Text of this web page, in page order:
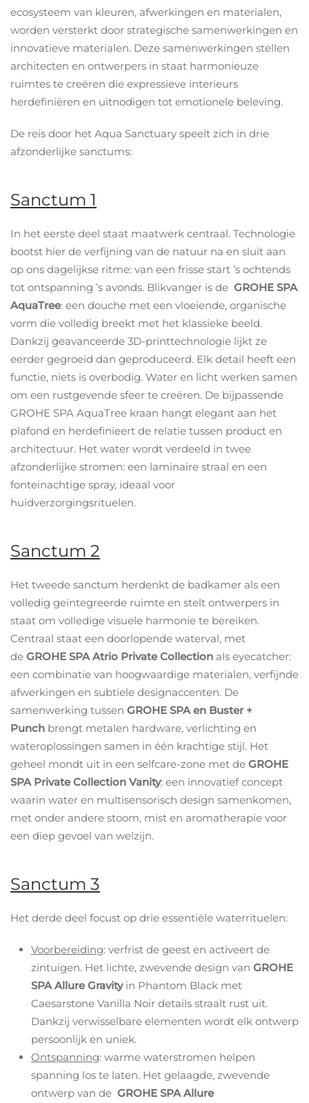
ecosysteem van kleuren, afwerkingen en materialen,
worden versterkt door strategische samenwerkingen en
innovatieve materialen. Deze samenwerkingen stellen
architecten en ontwerpers in staat harmonieuze
ruimtes te creëren die expressieve interieurs
herdefiniëren en uitnodigen tot emotionele beleving.
De reis door het Aqua Sanctuary speelt zich in drie
afzonderlijke sanctums:
Sanctum 1
In het eerste deel staat maatwerk centraal. Technologie
bootst hier de verfijning van de natuur na en sluit aan
op ons dagelijkse ritme: van een frisse start ’s ochtends
tot ontspanning ’s avonds. Blikvanger is de GROHE SPA
AquaTree: een douche met een vloeiende, organische
vorm die volledig breekt met het klassieke beeld.
Dankzij geavanceerde 3D-printtechnologie lijkt ze
eerder gegroeid dan geproduceerd. Elk detail heeft een
functie, niets is overbodig. Water en licht werken samen
om een rustgevende sfeer te creëren. De bijpassende
GROHE SPA AquaTree kraan hangt elegant aan het
plafond en herdefinieert de relatie tussen product en
architectuur. Het water wordt verdeeld in twee
afzonderlijke stromen: een laminaire straal en een
fonteinachtige spray, ideaal voor
huidverzorgingsrituelen.
Sanctum 2
Het tweede sanctum herdenkt de badkamer als een
volledig geïntegreerde ruimte en stelt ontwerpers in
staat om volledige visuele harmonie te bereiken.
Centraal staat een doorlopende waterval, met
de GROHE SPA Atrio Private Collection als eyecatcher:
een combinatie van hoogwaardige materialen, verfijnde
afwerkingen en subtiele designaccenten. De
samenwerking tussen GROHE SPA en Buster +
Punch brengt metalen hardware, verlichting en
wateroplossingen samen in één krachtige stijl. Het
geheel mondt uit in een selfcare-zone met de GROHE
SPA Private Collection Vanity: een innovatief concept
waarin water en multisensorisch design samenkomen,
met onder andere stoom, mist en aromatherapie voor
een diep gevoel van welzijn.
Sanctum 3
Het derde deel focust op drie essentiële waterrituelen:
Voorbereiding: verfrist de geest en activeert de
zintuigen. Het lichte, zwevende design van GROHE
SPA Allure Gravityin Phantom Black met
Caesarstone Vanilla Noir details straalt rust uit.
Dankzij verwisselbare elementen wordt elk ontwerp
persoonlijk en uniek.
Ontspanning: warme waterstromen helpen
spanning los te laten. Het gelaagde, zwevende
ontwerp van de GROHE SPA Allure